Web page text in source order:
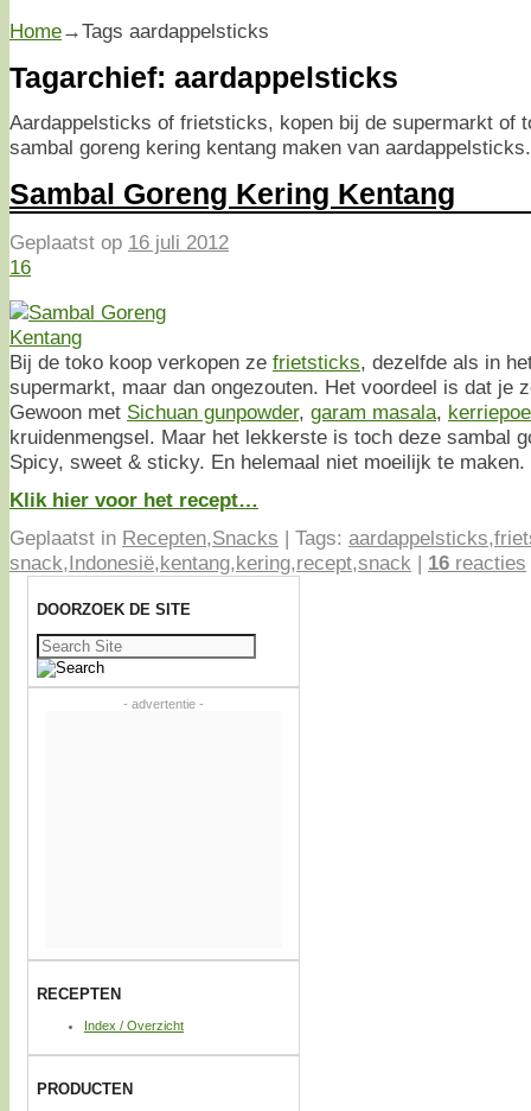
Home→Tags aardappelsticks
Tagarchief: aardappelsticks
Aardappelsticks of frietsticks, kopen bij de supermarkt of
sambal goreng kering kentang maken van aardappelsticks.
Sambal Goreng Kering Kentang
Geplaatst op 16 juli 2012
16
Bij de toko koop verkopen ze frietsticks, dezelfde als in
supermarkt, maar dan ongezouten. Het voordeel is dat je
Gewoon met Sichuan gunpowder, garam masala,
kruidenmengsel. Maar het lekkerste is toch deze sambal
Spicy, sweet & sticky. En helemaal niet moeilijk te maken.
Klik hier voor het recept…
Geplaatst in Recepten,Snacks | Tags: aardappelsticks,
snack,Indonesië,kentang,kering,recept,snack | 16 reacties
DOORZOEK DE SITE
Zoeken
naar:
- advertentie -
RECEPTEN
Index / Overzicht
PRODUCTEN